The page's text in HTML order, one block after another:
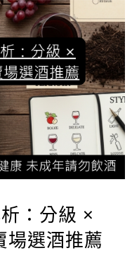
：分級 ×
場選酒推薦